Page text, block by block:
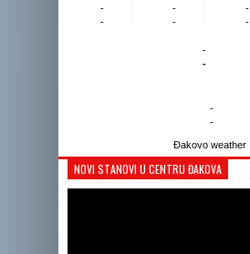
-
-
-
-
-
-
-
-
-
-
Đakovo weather
NOVI STANOVI U CENTRU ĐAKOVA